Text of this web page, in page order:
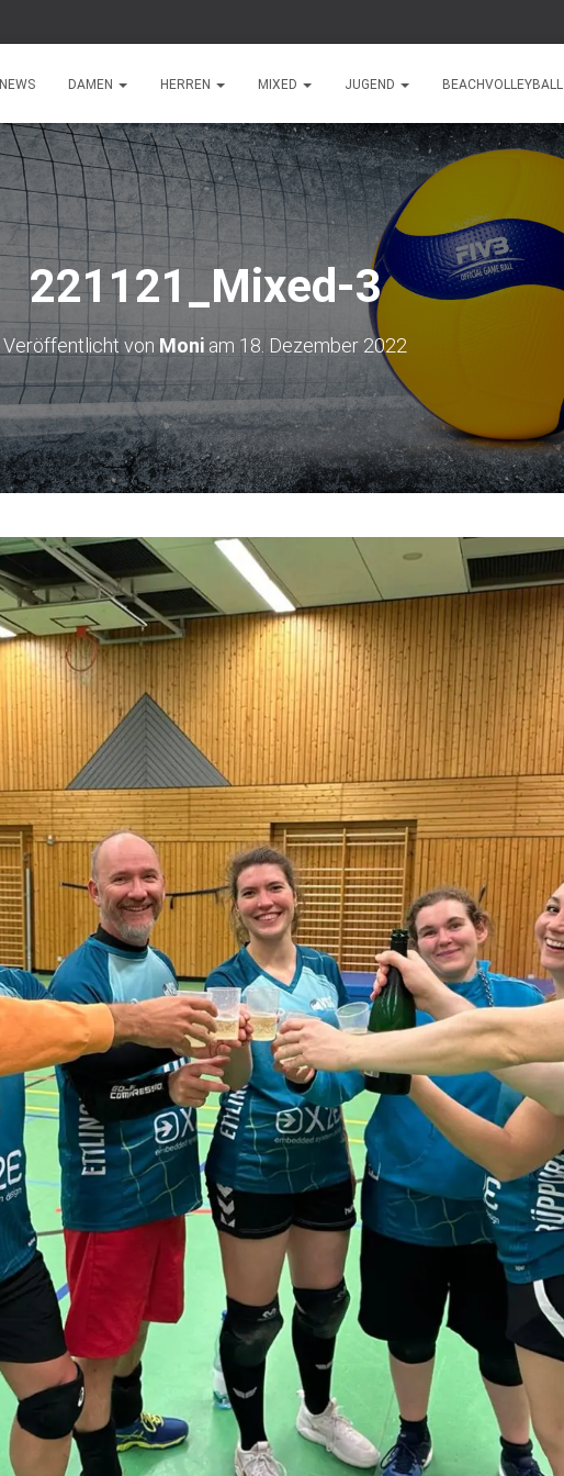
NEWS DAMEN HERREN MIXED JUGEND BEACHVOLLEYBALL
221121_Mixed-3
Veröffentlicht von Moni am 18. Dezember 2022